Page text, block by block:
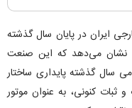
ایران در پایان سال گذشته
(۱۴۰۴) و همچنین افق تحولات خرداد ۱۴۰۵ نشان می‌دهد که این صنعت
سال گذشته پایداری ساختار
کنونی، به عنوان موتور